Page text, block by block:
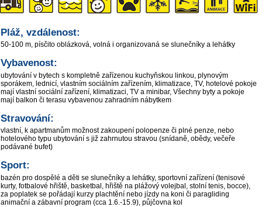
Pláž, vzdálenost:
50-100 m, písčito oblázková, volná i organizovaná se slunečníky a lehátky
Vybavenost:
ubytování v bytech s kompletně zařízenou kuchyňskou linkou, plynovým
sporákem, lednicí, vlastním sociálním zařízením, klimatizace, TV, hotelové pokoje
mají vlastní sociální zařízení, klimatizaci, TV a minibar, Všechny byty a pokoje
mají balkon či terasu vybavenou zahradním nábytkem
Stravování:
vlastní, k apartmanům možnost zakoupení polopenze či plné penze, nebo
hotelového typu ubytování s již zahrnutou stravou (snídaně, obědy, večeře
podávané bufet)
Sport:
bazén pro dospělé a děti se slunečníky a lehátky, sportovní zařízení (tenisové
kurty, fotbalové hřiště, basketbal, hřiště na plážový volejbal, stolní tenis, bocce),
za poplatek se pořádají kurzy plachtění nebo jízdy na koni či paragliding
animační a zábavní program (cca 1.6.-15.9), půjčovna kol